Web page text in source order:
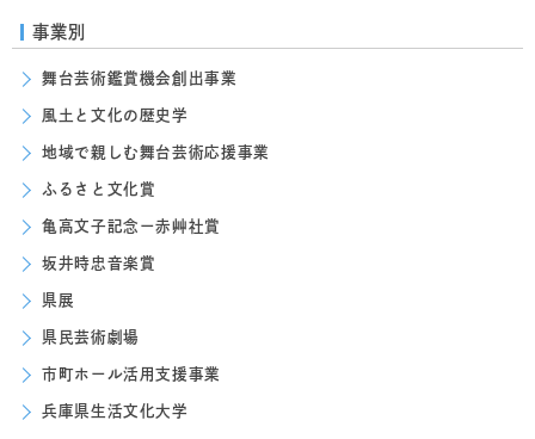
事業別
舞台芸術鑑賞機会創出事業
風土と文化の歴史学
地域で親しむ舞台芸術応援事業
ふるさと文化賞
亀高文子記念ー赤艸社賞
坂井時忠音楽賞
県展
県民芸術劇場
市町ホール活用支援事業
兵庫県生活文化大学